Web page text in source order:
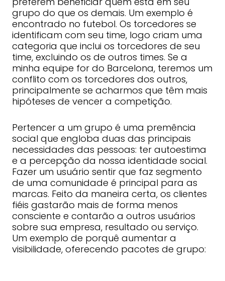
grupo do que os demais. Um exemplo é
encontrado no futebol. Os torcedores se
identificam com seu time, logo criam uma
categoria que inclui os torcedores de seu
time, excluindo os de outros times. Se a
minha equipe for do Barcelona, ​​teremos um
conflito com os torcedores dos outros,
principalmente se acharmos que têm mais
hipóteses de vencer a competição.
Pertencer a um grupo é uma premência
social que engloba duas das principais
necessidades das pessoas: ter autoestima
e a percepção da nossa identidade social.
Fazer um usuário sentir que faz segmento
de uma comunidade é principal para as
marcas. Feito da maneira certa, os clientes
fiéis gastarão mais de forma menos
consciente e contarão a outros usuários
sobre sua empresa, resultado ou serviço.
Um exemplo de porquê aumentar a
visibilidade, oferecendo pacotes de grupo: